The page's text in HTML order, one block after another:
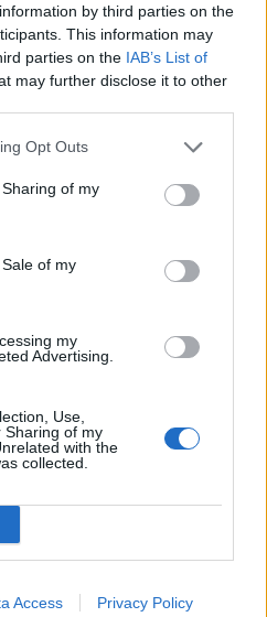
by third parties on the
This information may
parties on the IAB’s List of
may further disclose it to other
Opt Outs
of my
of my
my
Advertising.
Use,
Sharing of my
with the
collected.
Access Privacy Policy